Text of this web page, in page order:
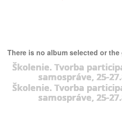
There is no album selected or
Školenie. Tvorba
samospráve, 25-
Školenie. Tvorba
samospráve, 25-